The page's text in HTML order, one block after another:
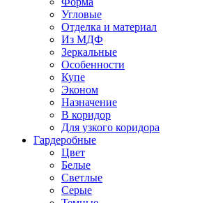
Угловые
Отделка и материал
Из МДФ
Зеркальные
Особенности
Купе
Эконом
Назначение
В коридор
Для узкого коридора
Гардеробные
Цвет
Белые
Светлые
Серые